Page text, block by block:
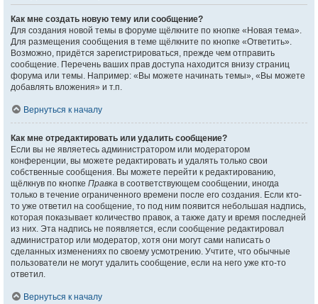
Как мне создать новую тему или сообщение?
Для создания новой темы в форуме щёлкните по кнопке «Новая тема».
Для размещения сообщения в теме щёлкните по кнопке «Ответить».
Возможно, придётся зарегистрироваться, прежде чем отправить
сообщение. Перечень ваших прав доступа находится внизу страниц
форума или темы. Например: «Вы можете начинать темы», «Вы можете
добавлять вложения» и т.п.
Вернуться к началу
Как мне отредактировать или удалить сообщение?
Если вы не являетесь администратором или модератором
конференции, вы можете редактировать и удалять только свои
собственные сообщения. Вы можете перейти к редактированию,
щёлкнув по кнопке Правка в соответствующем сообщении, иногда
только в течение ограниченного времени после его создания. Если кто-
то уже ответил на сообщение, то под ним появится небольшая надпись,
которая показывает количество правок, а также дату и время последней
из них. Эта надпись не появляется, если сообщение редактировал
администратор или модератор, хотя они могут сами написать о
сделанных изменениях по своему усмотрению. Учтите, что обычные
пользователи не могут удалить сообщение, если на него уже кто-то
ответил.
Вернуться к началу